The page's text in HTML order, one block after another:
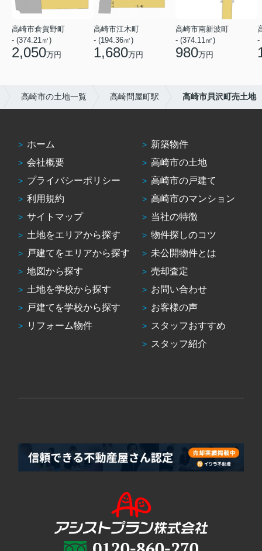
高崎市倉賀野町
- (374.21㎡)
2,050万円
高崎市江木町
- (194.36㎡)
1,680万円
高崎市南新波町
- (374.11㎡)
980万円
-
高崎市の土地一覧 高崎問屋町駅 高崎市貝沢町売土地
ホーム
会社概要
プライバシーポリシー
利用規約
サイトマップ
土地をエリアから探す
戸建てをエリアから探す
地図から探す
土地を学校から探す
戸建てを学校から探す
リフォーム物件
新築物件
高崎市の土地
高崎市の戸建て
高崎市のマンション
当社の特徴
物件探しのコツ
未公開物件とは
売却査定
お問い合わせ
お客様の声
スタッフおすすめ
スタッフ紹介